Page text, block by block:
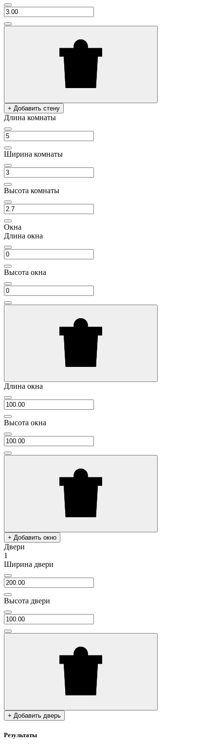
+ Добавить стену
Длина комнаты
Ширина комнаты
Высота комнаты
Окна
Длина окна
Высота окна
Длина окна
Высота окна
+ Добавить окно
Двери
1
Ширина двери
Высота двери
+ Добавить дверь
Результаты